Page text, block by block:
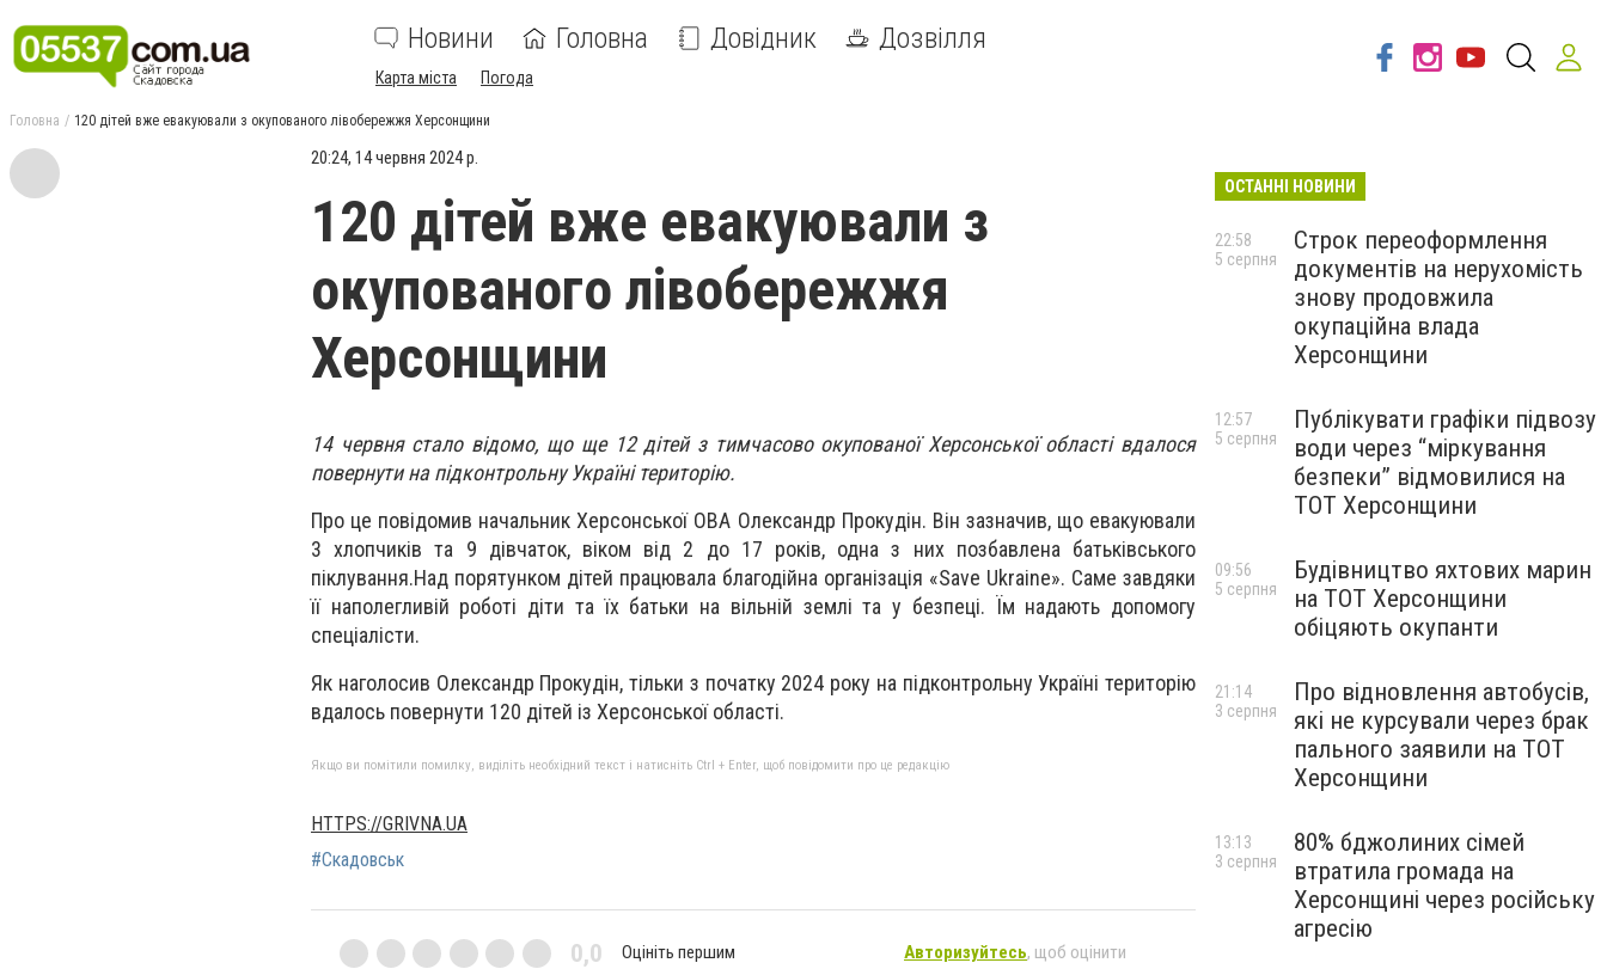
Новини Головна Довідник Дозвілля
Карта міста Погода
Головна 120 дітей вже евакуювали з окупованого лівобережжя Херсонщини
20:24, 14 червня 2024 р.
120 дітей вже евакуювали з
окупованого лівобережжя
Херсонщини
14 червня стало відомо, що ще 12 дітей з тимчасово окупованої Херсонської області вдалося
повернути на підконтрольну Україні територію.
Про це повідомив начальник Херсонської ОВА Олександр Прокудін. Він зазначив, що евакуювали
3 хлопчиків та 9 дівчаток, віком від 2 до 17 років, одна з них позбавлена батьківського
піклування.Над порятунком дітей працювала благодійна організація «Save Ukraine». Саме завдяки
її наполегливій роботі діти та їх батьки на вільній землі та у безпеці. Їм надають допомогу
спеціалісти.
Як наголосив Олександр Прокудін, тільки з початку 2024 року на підконтрольну Україні територію
вдалось повернути 120 дітей із Херсонської області.
Якщо ви помітили помилку, виділіть необхідний текст і натисніть Ctrl + Enter, щоб повідомити про це редакцію
HTTPS://GRIVNA.UA
#Скадовськ
0,0 Оцініть першим Авторизуйтесь, щоб оцінити
ОСТАННІ НОВИНИ
Строк переоформлення
документів на нерухомість
знову продовжила
окупаційна влада
Херсонщини
22:58
5 серпня
Публікувати графіки підвозу
води через “міркування
безпеки” відмовилися на
ТОТ Херсонщини
12:57
5 серпня
Будівництво яхтових марин
на ТОТ Херсонщини
обіцяють окупанти
09:56
5 серпня
Про відновлення автобусів,
які не курсували через брак
пального заявили на ТОТ
Херсонщини
21:14
3 серпня
80% бджолиних сімей
втратила громада на
Херсонщині через російську
агресію
13:13
3 серпня